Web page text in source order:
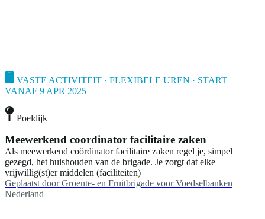
VASTE ACTIVITEIT · FLEXIBELE UREN · START
VANAF 9 APR 2025
Poeldijk
Meewerkend coordinator facilitaire zaken
Als meewerkend coördinator facilitaire zaken regel je, simpel
gezegd, het huishouden van de brigade. Je zorgt dat elke
vrijwillig(st)er middelen (faciliteiten)
Geplaatst door Groente- en Fruitbrigade voor Voedselbanken
Nederland